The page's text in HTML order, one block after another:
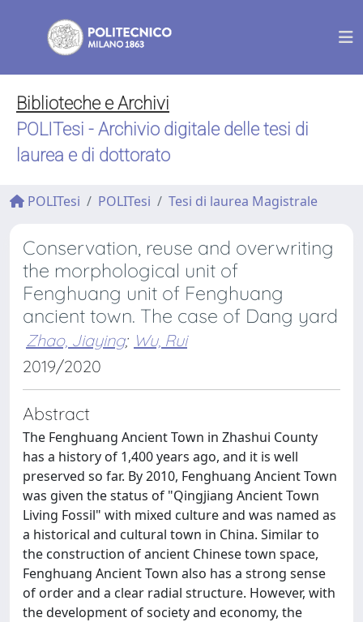
Biblioteche e Archivi
POLITesi - Archivio digitale delle tesi di
laurea e di dottorato
POLITesi POLITesi Tesi di laurea Magistrale
Conservation, reuse and overwriting
the morphological unit of
Fenghuang unit of Fenghuang
ancient town. The case of Dang yard
Zhao, Jiaying; Wu, Rui
2019/2020
Abstract
The Fenghuang Ancient Town in Zhashui County
has a history of 1,400 years ago, and it is well
preserved so far. By 2010, Fenghuang Ancient Town
was given the status of "Qingjiang Ancient Town
Living Fossil" with mixed culture and was named as
a historical and cultural town in China. Similar to
the construction of ancient Chinese town space,
Fenghuang Ancient Town also has a strong sense
of order and a clear radial structure. However, with
the development of society and economy, the